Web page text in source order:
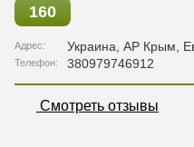
160
Адрес: Украина АР Крым ,
Телефон: 380979746912
Смотреть отзывы